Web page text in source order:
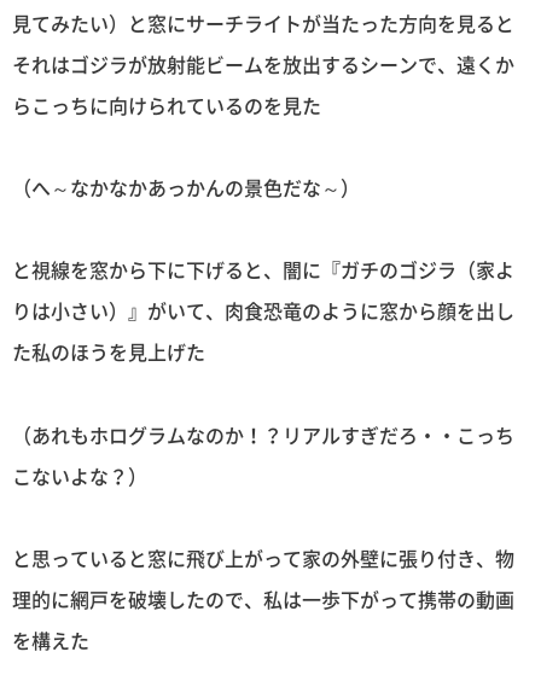
見てみたい）と窓にサーチライトが当たった方向を見ると
それはゴジラが放射能ビームを放出するシーンで、遠くか
らこっちに向けられているのを見た
（へ～なかなかあっかんの景色だな～）
と視線を窓から下に下げると、闇に『ガチのゴジラ（家よ
りは小さい）』がいて、肉食恐竜のように窓から顔を出し
た私のほうを見上げた
（あれもホログラムなのか！？リアルすぎだろ・・こっち
こないよな？）
と思っていると窓に飛び上がって家の外壁に張り付き、物
理的に網戸を破壊したので、私は一歩下がって携帯の動画
を構えた